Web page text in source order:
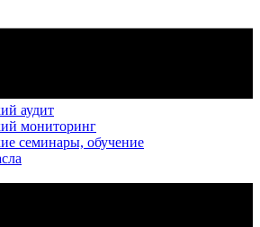
аудит
мониторинг
семинары, обучение